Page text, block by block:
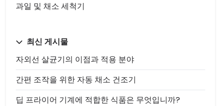
과일 및 채소 세척기
최신 게시물
자외선 살균기의 이점과 적용 분야
간편 조작을 위한 자동 채소 건조기
딥 프라이어 기계에 적합한 식품은 무엇입니까?